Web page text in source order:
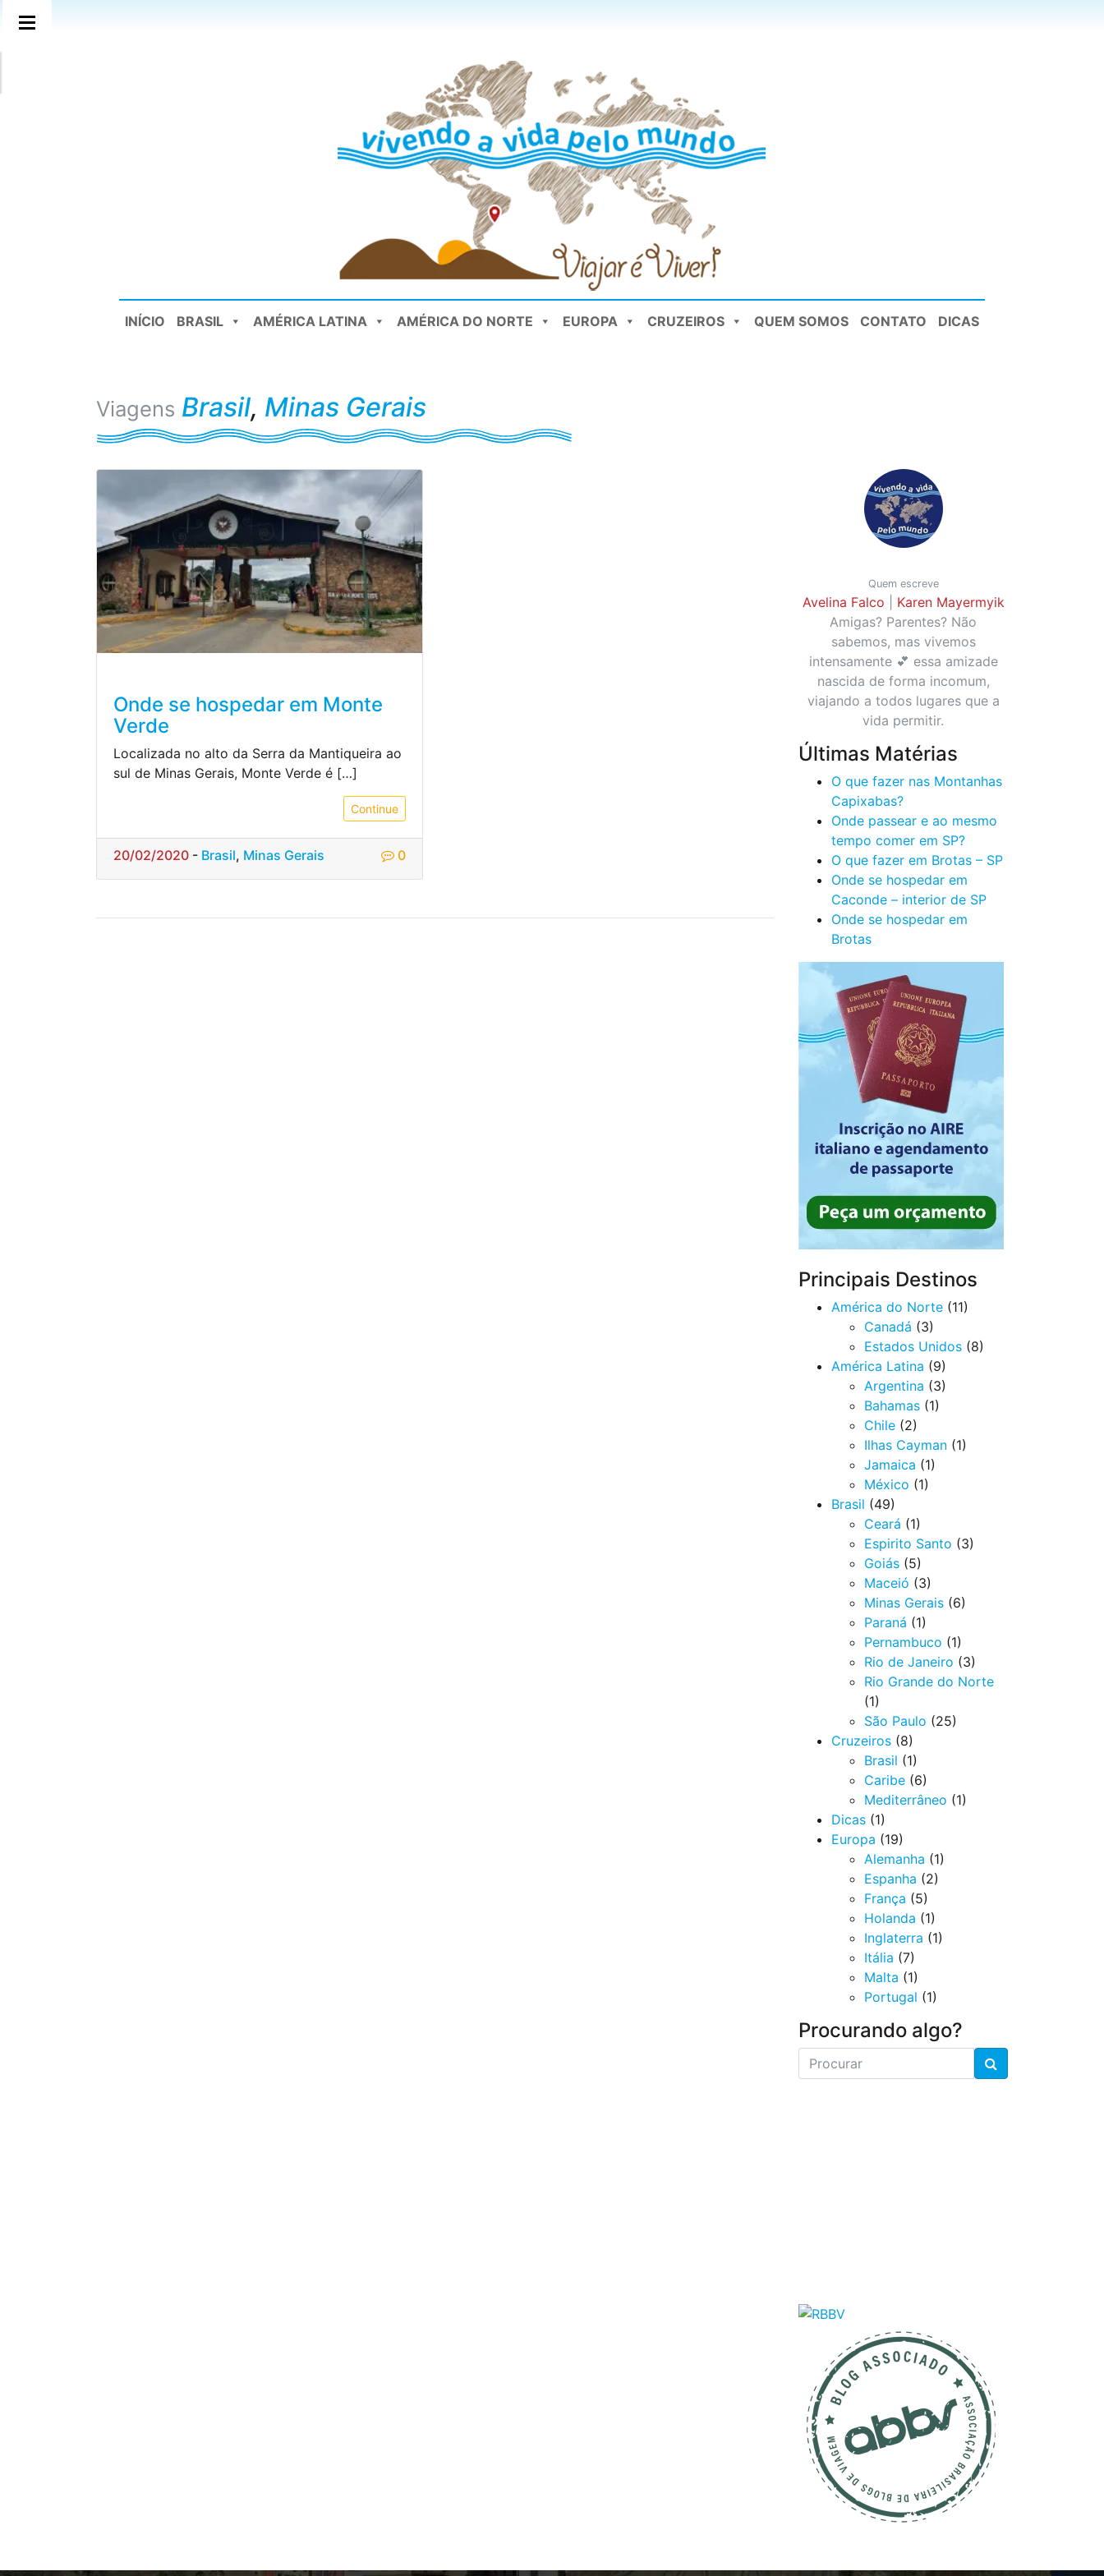
INÍCIO BRASIL AMÉRICA LATINA AMÉRICA DO NORTE EUROPA CRUZEIROS QUEM SOMOS CONTATO DICAS
Viagens Brasil, Minas Gerais
Onde se hospedar em Monte
Verde
Localizada no alto da Serra da Mantiqueira ao
sul de Minas Gerais, Monte Verde é […]
Continue
20/02/2020 - Brasil, Minas Gerais 0
Quem escreve
Avelina Falco
Karen Mayermyik
Amigas? Parentes? Não
sabemos, mas vivemos
intensamente 💕 essa amizade
nascida de forma incomum,
viajando a todos lugares que a
vida permitir.
Últimas Matérias
O que fazer nas Montanhas
Capixabas?
Onde passear e ao mesmo
tempo comer em SP?
O que fazer em Brotas – SP
Onde se hospedar em
Caconde – interior de SP
Onde se hospedar em
Brotas
Principais Destinos
América do Norte (11)
Canadá (3)
Estados Unidos (8)
América Latina (9)
Argentina (3)
Bahamas (1)
Chile (2)
Ilhas Cayman (1)
Jamaica (1)
México (1)
Brasil (49)
Ceará (1)
Espirito Santo (3)
Goiás (5)
Maceió (3)
Minas Gerais (6)
Paraná (1)
Pernambuco (1)
Rio de Janeiro (3)
Rio Grande do Norte
(1)
São Paulo (25)
Cruzeiros (8)
Brasil (1)
Caribe (6)
Mediterrâneo (1)
Dicas (1)
Europa (19)
Alemanha (1)
Espanha (2)
França (5)
Holanda (1)
Inglaterra (1)
Itália (7)
Malta (1)
Portugal (1)
Procurando algo?